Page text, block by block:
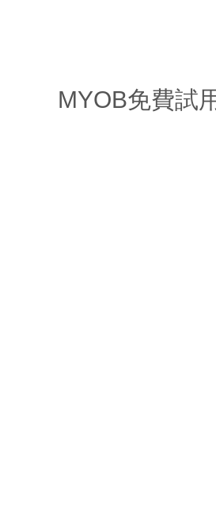
MYOB免費試